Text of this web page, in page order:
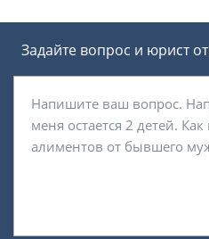
Задайте вопрос и юрист